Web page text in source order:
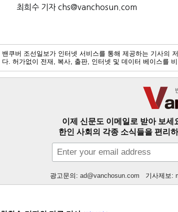
최희수 기자 chs@vanchosun.com
밴쿠버 조선일보가 인터넷 서비스를 통해 제공하는 기사의
다. 허가없이 전재, 복사, 출판, 인터넷 및 데이터 베이스를
이제 신문도 이메일로 받아 보
한인 사회의 각종 소식들을 편리
광고문의: ad@vanchosun.com 기사제보: